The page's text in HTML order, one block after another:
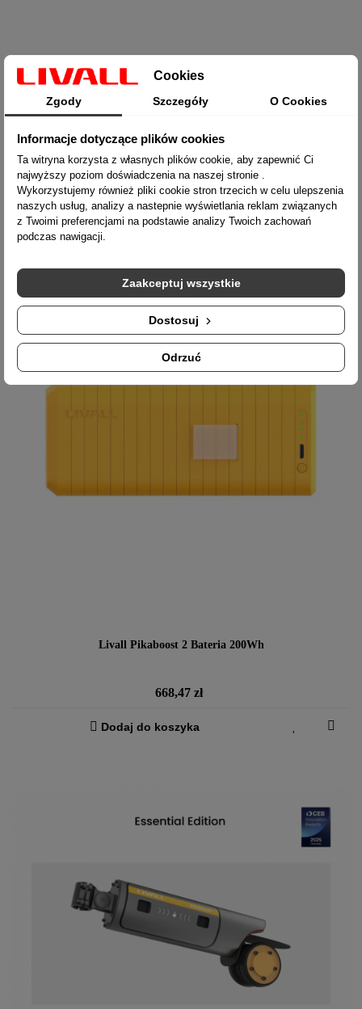
Livall Pikaboost 2 Bateria 158Wh
Cena
513,97 zł
Dodaj do koszyka
Livall Pikaboost 2 Bateria 200Wh
Cena
668,47 zł
Dodaj do koszyka
Cookies
Zgody Szczegóły O Cookies
Informacje dotyczące plików cookies
Ta witryna korzysta z własnych plików cookie, aby zapewnić Ci
najwyższy poziom doświadczenia na naszej stronie .
Wykorzystujemy również pliki cookie stron trzecich w celu ulepszenia
naszych usług, analizy a nastepnie wyświetlania reklam związanych
z Twoimi preferencjami na podstawie analizy Twoich zachowań
podczas nawigacji.
Odrzuć
Dostosuj
Zaakceptuj wszystkie